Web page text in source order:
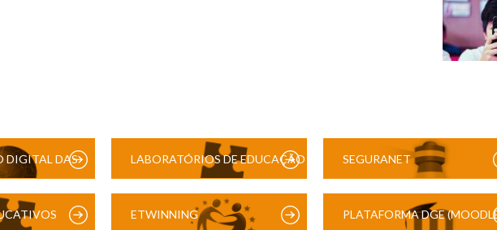
DIGITAL DAS LABORATÓRIOS DE EDUCAÇÃO SEGURANET
ETWINNING PLATAFORMA DGE